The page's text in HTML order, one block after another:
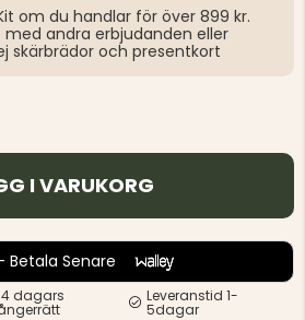
om du handlar för över 899 kr.
andra erbjudanden eller
skärbrädor och presentkort
I VARUKORG
Betala Senare
dagars Leveranstid 1-
5dagar